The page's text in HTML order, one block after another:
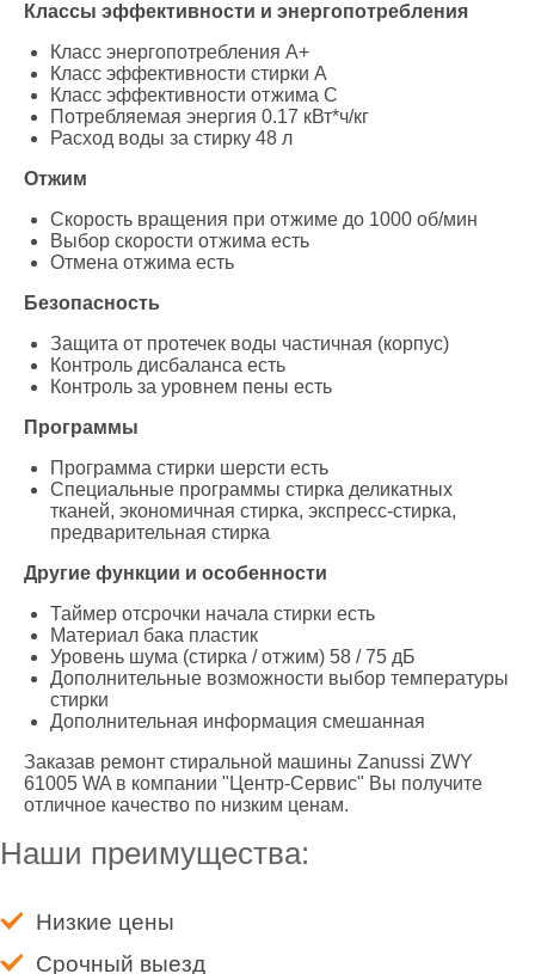
Классы эффективности и энергопотребления
Класс энергопотребления A+
Класс эффективности стирки A
Класс эффективности отжима C
Потребляемая энергия 0.17 кВт*ч/кг
Расход воды за стирку 48 л
Отжим
Скорость вращения при отжиме до 1000 об/мин
Выбор скорости отжима есть
Отмена отжима есть
Безопасность
Защита от протечек воды частичная (корпус)
Контроль дисбаланса есть
Контроль за уровнем пены есть
Программы
Программа стирки шерсти есть
Специальные программы стирка деликатных
тканей, экономичная стирка, экспресс-стирка,
предварительная стирка
Другие функции и особенности
Таймер отсрочки начала стирки есть
Материал бака пластик
Уровень шума (стирка / отжим) 58 / 75 дБ
Дополнительные возможности выбор температуры
стирки
Дополнительная информация смешанная
Заказав ремонт стиральной машины Zanussi ZWY
61005 WA в компании "Центр-Сервис" Вы получите
отличное качество по низким ценам.
Наши преимущества:
Низкие цены
Срочный выезд